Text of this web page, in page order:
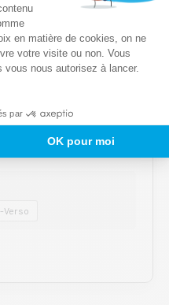
du
en matière de cookies, on ne
votre visite ou non. Vous
vous nous autorisez à lancer.
par
OK pour moi
et drapeaux
1m40
Verso